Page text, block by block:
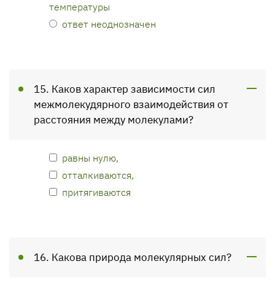
температуры
ответ неоднозначен
15. Каков характер зависимости сил
межмолекудярного взаимодействия от
расстояния между молекулами?
равны нулю,
отталкиваются,
притягиваются
16. Какова природа молекулярных сил?